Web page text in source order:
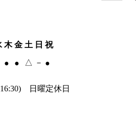
木 金 土 日 祝
● ● △ － ●
日曜定休日